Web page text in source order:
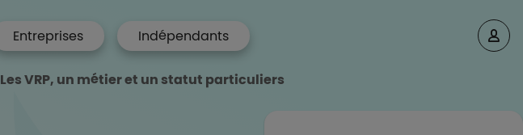
Entreprises Indépendants
Les VRP, un métier et un statut particuliers